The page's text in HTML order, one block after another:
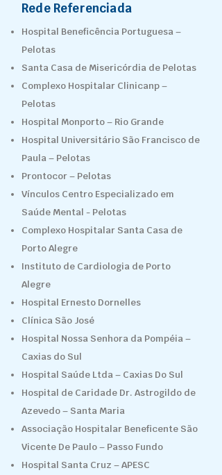
Rede Referenciada
Hospital Beneficência Portuguesa –
Pelotas
Santa Casa de Misericórdia de Pelotas
Complexo Hospitalar Clinicanp –
Pelotas
Hospital Monporto – Rio Grande
Hospital Universitário São Francisco de
Paula – Pelotas
Prontocor – Pelotas
Vínculos Centro Especializado em
Saúde Mental - Pelotas
Complexo Hospitalar Santa Casa de
Porto Alegre
Instituto de Cardiologia de Porto
Alegre
Hospital Ernesto Dornelles
Clínica São José
Hospital Nossa Senhora da Pompéia –
Caxias do Sul
Hospital Saúde Ltda – Caxias Do Sul
Hospital de Caridade Dr. Astrogildo de
Azevedo – Santa Maria
Associação Hospitalar Beneficente São
Vicente De Paulo – Passo Fundo
Hospital Santa Cruz – APESC